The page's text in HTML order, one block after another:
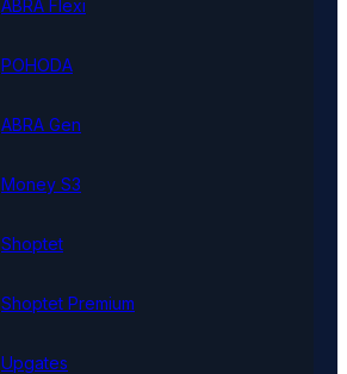
ABRA Flexi
POHODA
ABRA Gen
Money S3
Shoptet
Shoptet Premium
Upgates